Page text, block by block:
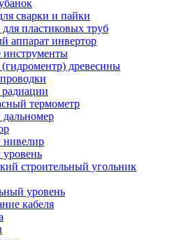
сварки и пайки
пластиковых труб
аппарат инвертор
инструменты
древесины
термометр
нивелир
строительный угольник
уровень
кабеля